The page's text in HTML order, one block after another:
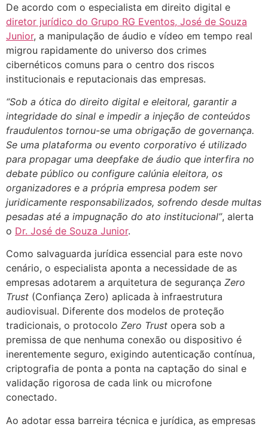
De acordo com o especialista em direito digital e
diretor jurídico do Grupo RG Eventos, José de Souza
Junior, a manipulação de áudio e vídeo em tempo real
migrou rapidamente do universo dos crimes
cibernéticos comuns para o centro dos riscos
institucionais e reputacionais das empresas.
“Sob a ótica do direito digital e eleitoral, garantir a
integridade do sinal e impedir a injeção de conteúdos
fraudulentos tornou-se uma obrigação de governança.
Se uma plataforma ou evento corporativo é utilizado
para propagar uma deepfake de áudio que interfira no
debate público ou configure calúnia eleitora, os
organizadores e a própria empresa podem ser
juridicamente responsabilizados, sofrendo desde multas
pesadas até a impugnação do ato institucional”, alerta
o Dr. José de Souza Junior.
Como salvaguarda jurídica essencial para este novo
cenário, o especialista aponta a necessidade de as
empresas adotarem a arquitetura de segurança Zero
Trust (Confiança Zero) aplicada à infraestrutura
audiovisual. Diferente dos modelos de proteção
tradicionais, o protocolo Zero Trust opera sob a
premissa de que nenhuma conexão ou dispositivo é
inerentemente seguro, exigindo autenticação contínua,
criptografia de ponta a ponta na captação do sinal e
validação rigorosa de cada link ou microfone
conectado.
Ao adotar essa barreira técnica e jurídica, as empresas